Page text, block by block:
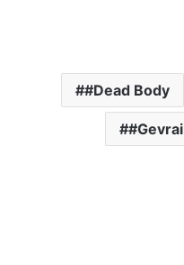
#Dead Body
#Gevrai